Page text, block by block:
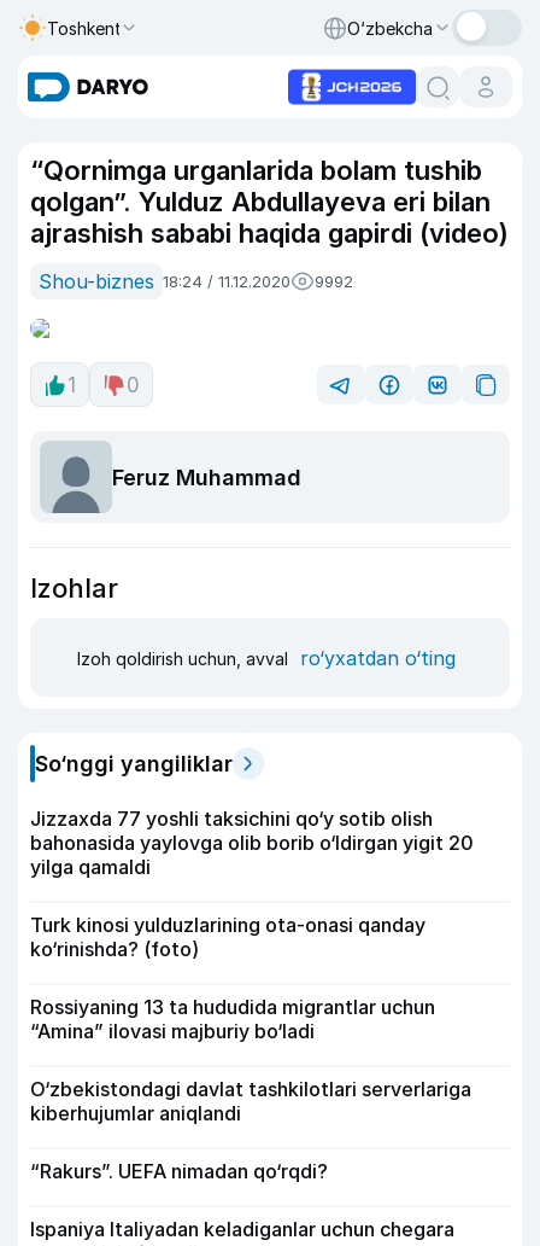
Toshkent O‘zbekcha
“Qornimga urganlarida bolam tushib
qolgan”. Yulduz Abdullayeva eri bilan
ajrashish sababi haqida gapirdi (video)
Shou-biznes 18:24 / 11.12.2020 9992
1 0
Feruz Muhammad
Izohlar
Izoh qoldirish uchun, avval ro‘yxatdan o‘ting
So‘nggi yangiliklar
Jizzaxda 77 yoshli taksichini qo‘y sotib olish
bahonasida yaylovga olib borib o‘ldirgan yigit 20
yilga qamaldi
Turk kinosi yulduzlarining ota-onasi qanday
ko‘rinishda? (foto)
Rossiyaning 13 ta hududida migrantlar uchun
“Amina” ilovasi majburiy bo‘ladi
O‘zbekistondagi davlat tashkilotlari serverlariga
kiberhujumlar aniqlandi
“Rakurs”. UEFA nimadan qo‘rqdi?
Ispaniya Italiyadan keladiganlar uchun chegara